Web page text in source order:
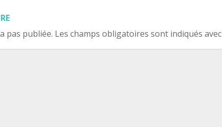
pas publiée. Les champs obligatoires sont indiqués avec